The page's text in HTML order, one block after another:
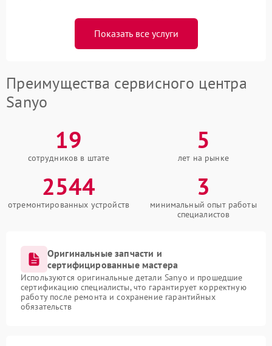
Показать все услуги
Преимущества сервисного центра
Sanyo
19
сотрудников в штате
5
лет на рынке
2544
отремонтированных устройств
3
минимальный опыт работы
специалистов
Оригинальные запчасти и
сертифицированные мастера
Используются оригинальные детали Sanyo и прошедшие
сертификацию специалисты, что гарантирует корректную
работу после ремонта и сохранение гарантийных
обязательств